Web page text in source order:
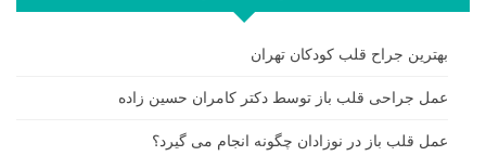
بهترین جراح قلب کودکان تهران
عمل جراحی قلب باز توسط دکتر کامران حسین زاده
عمل قلب باز در نوزادان چگونه انجام می گیرد؟